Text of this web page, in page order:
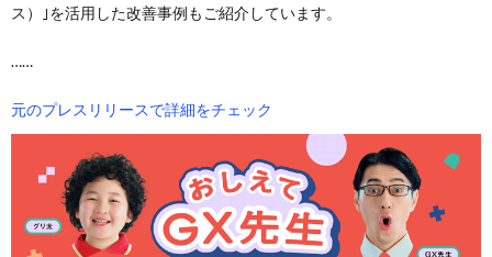
ス）｣を活用した改善事例もご紹介しています。
……
元のプレスリリースで詳細をチェック